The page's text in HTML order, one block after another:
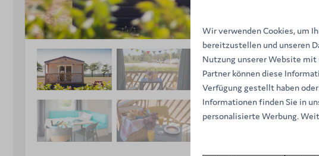
Wir verwenden Cookies, um
bereitzustellen und unseren
Nutzung unserer Website mit
Partner können diese
Verfügung gestellt haben
Informationen finden Sie in
personalisierte Werbung.